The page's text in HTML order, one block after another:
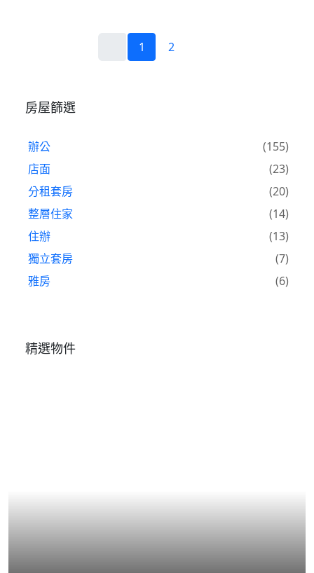
1 2
房屋篩選
辦公
(155)
店面
(23)
分租套房
(20)
整層住家
(14)
住辦
(13)
獨立套房
(7)
雅房
(6)
精選物件